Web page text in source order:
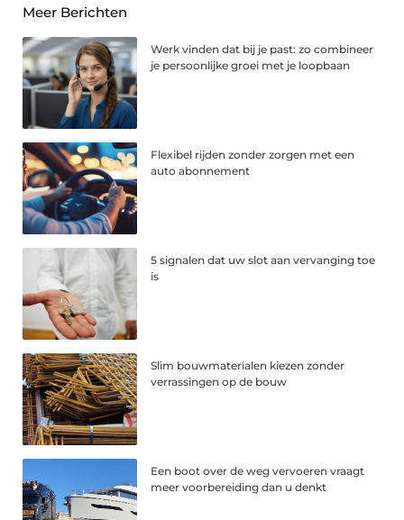
Meer Berichten
Werk vinden dat bij je past: zo combineer
je persoonlijke groei met je loopbaan
Flexibel rijden zonder zorgen met een
auto abonnement
5 signalen dat uw slot aan vervanging toe
is
Slim bouwmaterialen kiezen zonder
verrassingen op de bouw
Een boot over de weg vervoeren vraagt
meer voorbereiding dan u denkt